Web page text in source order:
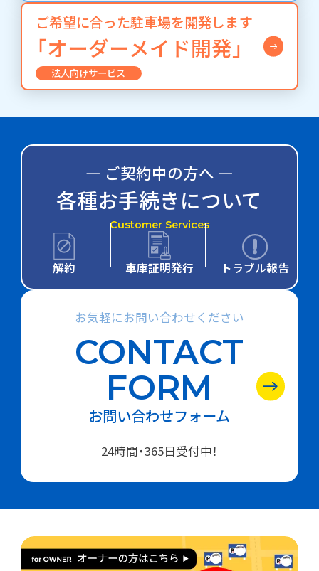
ご希望に合った駐車場を開発します
「オーダーメイド開発」
法人向けサービス
― ご契約中の方へ ―
各種お手続きについて
Customer Services
解約 車庫証明発行 トラブル報告
お気軽にお問い合わせください
CONTACT
FORM
お問い合わせフォーム
24時間・365日受付中！